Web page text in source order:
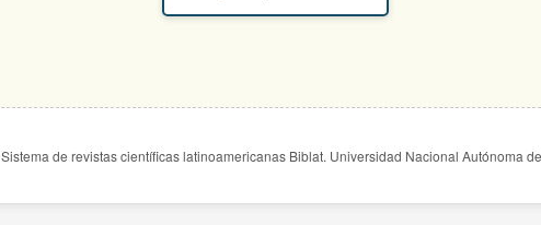
Sistema de revistas científicas latinoamericanas Biblat. Universidad Nacional Autónoma